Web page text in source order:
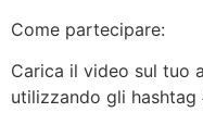
Come partecipare:
Carica il video sul tuo
utilizzando gli hashtag